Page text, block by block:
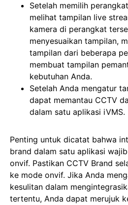
Setelah memilih
melihat tampilan live
kamera di perangkat
menyesuaikan tampilan,
tampilan dari beberapa
membuat tampilan
kebutuhan Anda.
Setelah Anda mengatur
dapat memantau CCTV
dalam satu aplikasi iVMS.
Penting untuk dicatat bahwa
brand dalam satu aplikasi
onvif. Pastikan CCTV Brand
ke mode onvif. Jika Anda
kesulitan dalam
tertentu, Anda dapat merujuk